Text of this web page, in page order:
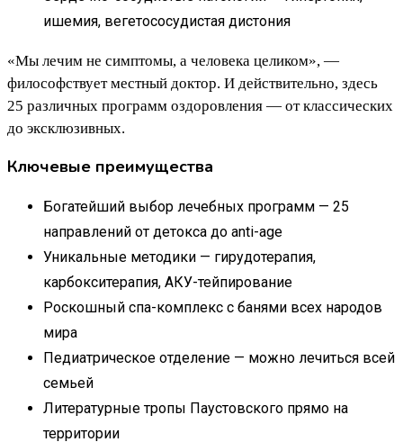
ишемия, вегетососудистая дистония
«Мы лечим не симптомы, а человека целиком», —
философствует местный доктор. И действительно, здесь
25 различных программ оздоровления — от классических
до эксклюзивных.
Ключевые преимущества
Богатейший выбор лечебных программ — 25
направлений от детокса до anti-age
Уникальные методики — гирудотерапия,
карбокситерапия, АКУ-тейпирование
Роскошный спа-комплекс с банями всех народов
мира
Педиатрическое отделение — можно лечиться всей
семьей
Литературные тропы Паустовского прямо на
территории